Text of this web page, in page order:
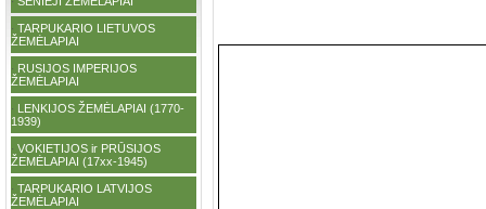
· TARPUKARIO LIETUVOS
ŽEMĖLAPIAI
· RUSIJOS IMPERIJOS
ŽEMĖLAPIAI
· LENKIJOS ŽEMĖLAPIAI (1770-
1939)
· VOKIETIJOS ir PRŪSIJOS
ŽEMĖLAPIAI (17xx-1945)
· TARPUKARIO LATVIJOS
ŽEMĖLAPIAI